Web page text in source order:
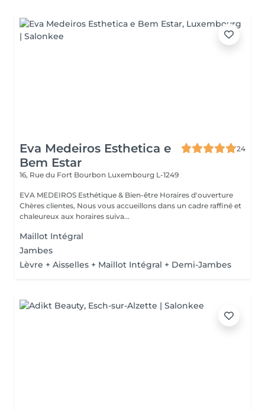
Eva Medeiros Esthetica e
Bem Estar
24
16, Rue du Fort Bourbon Luxembourg L-1249
EVA MEDEIROS Esthétique & Bien-être Horaires d'ouverture
Chères clientes, Nous vous accueillons dans un cadre raffiné et
chaleureux aux horaires suiva...
Maillot Intégral
Jambes
Lèvre + Aisselles + Maillot Intégral + Demi-Jambes